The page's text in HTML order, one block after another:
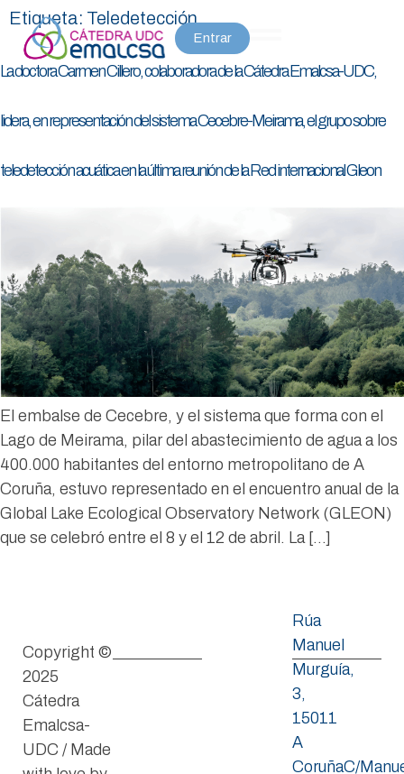
Entrar
Etiqueta: Teledetección
La doctora Carmen Cillero, colaboradora de la Cátedra Emalcsa-UDC,
lidera, en representación del sistema Cecebre-Meirama, el grupo sobre
teledetección acuática en la última reunión de la Red internacional Gleon
El embalse de Cecebre, y el sistema que forma con el
Lago de Meirama, pilar del abastecimiento de agua a los
400.000 habitantes del entorno metropolitano de A
Coruña, estuvo representado en el encuentro anual de la
Global Lake Ecological Observatory Network (GLEON)
que se celebró entre el 8 y el 12 de abril. La […]
Rúa
Manuel
Murguía,
3,
15011
A
CoruñaC/
Copyright ©
2025
Cátedra
Emalcsa-
UDC / Made